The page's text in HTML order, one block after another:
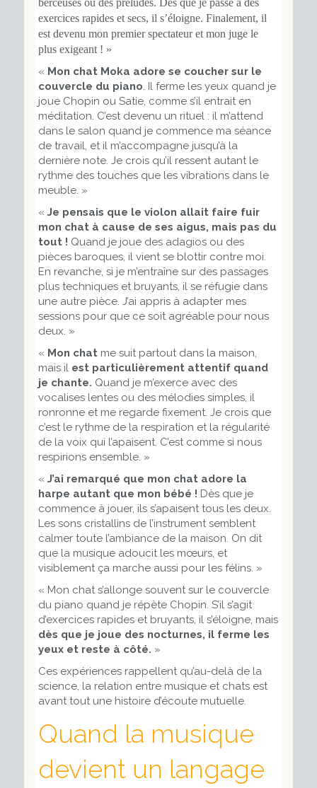
exercices rapides et secs, il s’éloigne. Finalement, il
est devenu mon premier spectateur et mon juge le
plus exigeant ! »
« Mon chat Moka adore se coucher sur le
couvercle du piano . Il ferme les yeux quand je
joue Chopin ou Satie, comme s’il entrait en
méditation. C’est devenu un rituel : il m’attend
dans le salon quand je commence ma séance
de travail, et il m’accompagne jusqu’à la
dernière note. Je crois qu’il ressent autant le
rythme des touches que les vibrations dans le
meuble. »
« Je pensais que le violon allait faire fuir
mon chat à cause de ses aigus, mais pas du
tout ! Quand je joue des adagios ou des
pièces baroques, il vient se blottir contre moi.
En revanche, si je m’entraîne sur des passages
plus techniques et bruyants, il se réfugie dans
une autre pièce. J’ai appris à adapter mes
sessions pour que ce soit agréable pour nous
deux. »
« Mon chat me suit partout dans la maison,
mais il est particulièrement attentif quand
je chante. Quand je m’exerce avec des
vocalises lentes ou des mélodies simples, il
ronronne et me regarde fixement. Je crois que
c’est le rythme de la respiration et la régularité
de la voix qui l’apaisent. C’est comme si nous
respirions ensemble. »
« J’ai remarqué que mon chat adore la
harpe autant que mon bébé ! Dès que je
commence à jouer, ils s’apaisent tous les deux.
Les sons cristallins de l’instrument semblent
calmer toute l’ambiance de la maison. On dit
que la musique adoucit les mœurs, et
visiblement ça marche aussi pour les félins. »
« Mon chat s’allonge souvent sur le couvercle
du piano quand je répète Chopin. S’il s’agit
d’exercices rapides et bruyants, il s’éloigne, mais
dès que je joue des nocturnes, il ferme les
yeux et reste à côté. »
Ces expériences rappellent qu’au-delà de la
science, la relation entre musique et chats est
avant tout une histoire d’écoute mutuelle.
Quand la musique
devient un langage